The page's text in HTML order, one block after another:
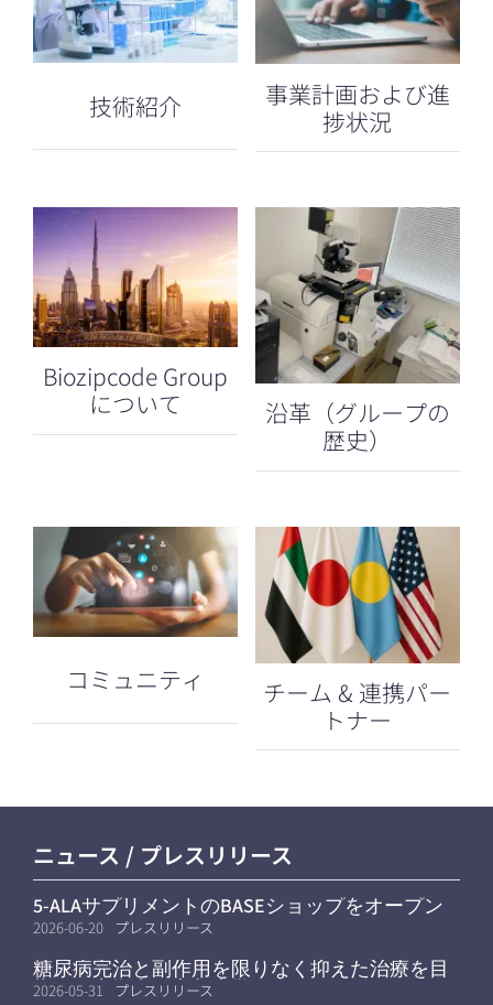
技術紹介
事業計画および進
捗状況
Biozipcode Group
について
沿革（グループの
歴史）
コミュニティ
チーム & 連携パー
トナー
ニュース / プレスリリース
5-ALAサプリメントのBASEショップをオープン
しました
2026-06-20 プレスリリース
糖尿病完治と副作用を限りなく抑えた治療を目
指す研究拠点が京都大学へ
2026-05-31 プレスリリース